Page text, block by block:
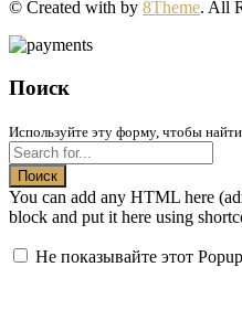
© Created with by 8Theme. All
Поиск
Используйте эту форму, чтобы
Поиск
You can add any HTML here
block and put it here using
Не показывайте этот